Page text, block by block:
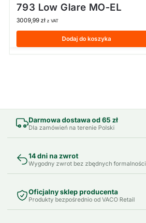
793 Low Glare MO-EL
3009,99 zł z VAT
Dodaj do koszyka
Darmowa dostawa od 65 zł
Dla zamówień na terenie Polski
14 dni na zwrot
Wygodny zwrot bez zbędnych formalności
Oficjalny sklep producenta
Produkty bezpośrednio od VACO Retail